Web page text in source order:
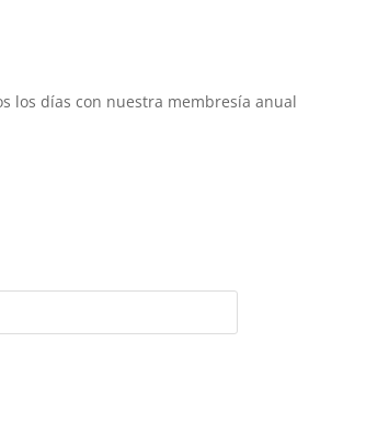
los días con nuestra membresía anual